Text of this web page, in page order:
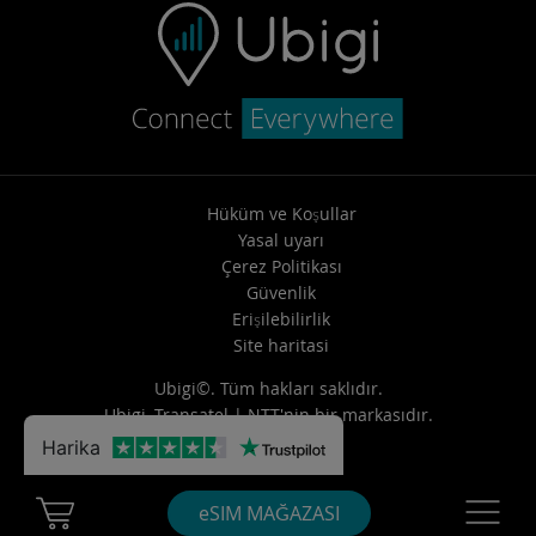
Cart Ubigi eSIM MAĞAZASI
Hüküm ve Koşullar
Yasal uyarı
Çerez Politikası
Güvenlik
Erişilebilirlik
Site haritasi
Ubigi©. Tüm hakları saklıdır.
Ubigi,Transatel | NTT'nin bir markasıdır.
Harika